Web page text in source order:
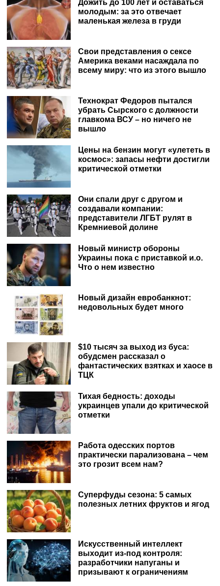
Дожить до 100 лет и оставаться
молодым: за это отвечает
маленькая железа в груди
Свои представления о сексе
Америка веками насаждала по
всему миру: что из этого вышло
Технократ Федоров пытался
убрать Сырского с должности
главкома ВСУ – но ничего не
вышло
Цены на бензин могут «улететь в
космос»: запасы нефти достигли
критической отметки
Они спали друг с другом и
создавали компании:
представители ЛГБТ рулят в
Кремниевой долине
Новый министр обороны
Украины пока с приставкой и.о.
Что о нем известно
Новый дизайн евробанкнот:
недовольных будет много
$10 тысяч за выход из буса:
обудсмен рассказал о
фантастических взятках и хаосе в
ТЦК
Тихая бедность: доходы
украинцев упали до критической
отметки
Работа одесских портов
практически парализована – чем
это грозит всем нам?
Суперфуды сезона: 5 самых
полезных летних фруктов и ягод
Искусственный интеллект
выходит из-под контроля:
разработчики напуганы и
призывают к ограничениям